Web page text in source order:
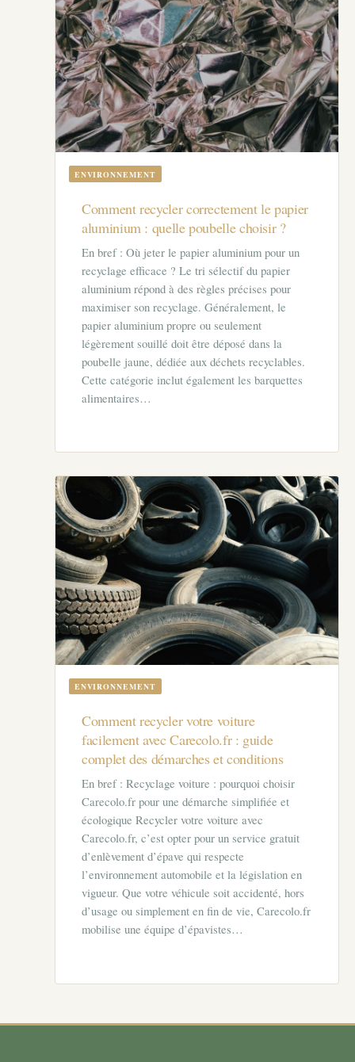
ENVIRONNEMENT
Comment recycler correctement le papier
aluminium : quelle poubelle choisir ?
En bref : Où jeter le papier aluminium pour un
recyclage efficace ? Le tri sélectif du papier
aluminium répond à des règles précises pour
maximiser son recyclage. Généralement, le
papier aluminium propre ou seulement
légèrement souillé doit être déposé dans la
poubelle jaune, dédiée aux déchets recyclables.
Cette catégorie inclut également les barquettes
alimentaires…
ENVIRONNEMENT
Comment recycler votre voiture
facilement avec Carecolo.fr : guide
complet des démarches et conditions
En bref : Recyclage voiture : pourquoi choisir
Carecolo.fr pour une démarche simplifiée et
écologique Recycler votre voiture avec
Carecolo.fr, c’est opter pour un service gratuit
d’enlèvement d’épave qui respecte
l’environnement automobile et la législation en
vigueur. Que votre véhicule soit accidenté, hors
d’usage ou simplement en fin de vie, Carecolo.fr
mobilise une équipe d’épavistes…